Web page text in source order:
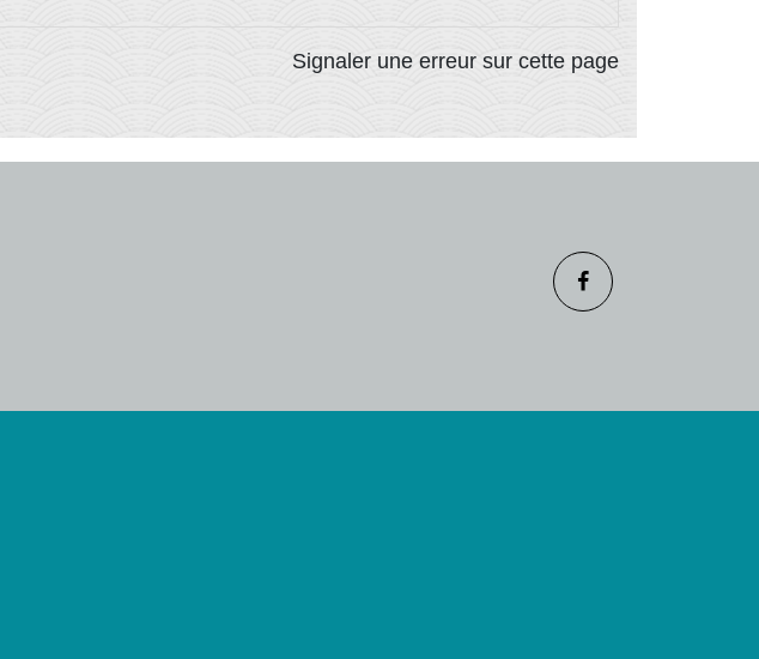
Signaler une erreur sur cette page